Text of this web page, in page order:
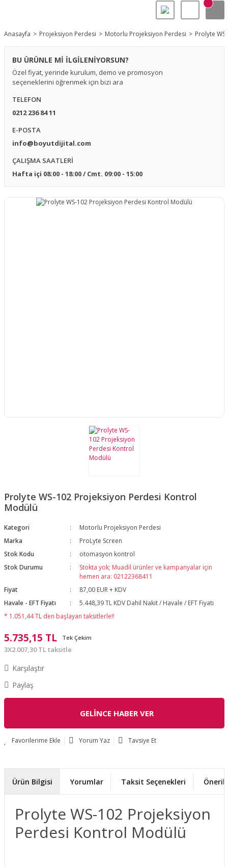
Anasayfa Projeksiyon Perdesi Motorlu Projeksiyon Perdesi Prolyte
BU ÜRÜNLE Mİ İLGİLENİYORSUN?
Özel fiyat, yerinde kurulum, demo ve promosyon
seçeneklerini öğrenmek için bizi ara
TELEFON
0212 236 84 11
E-POSTA
info@boyutdijital.com
ÇALIŞMA SAATLERİ
Hafta içi 08:00 - 18:00 / Cmt. 09:00 - 15:00
Prolyte WS-102 Projeksiyon Perdesi Kontrol
Modülü
Kategori
Motorlu Projeksiyon Perdesi
Marka
ProLyte Screen
Stok Kodu
otomasyon kontrol
Stok Durumu
Stokta yok; Muadil ürünler ve kampanyalar için
hemen ara: 02122368411
Fiyat
87,00 EUR + KDV
Havale - EFT Fiyatı
5.448,39 TL KDV Dahil Nakit / Havale / EFT Fiyatı
* 1.051,44 TL den başlayan taksitlerle!!
5.735,15 TL Tek Çekim
3X2.007,30 TL taksitle
Karşılaştır
Paylaş
GELİNCE HABER VER
Yorum Yaz Tavsiye Et
Ürün Bilgisi Yorumlar Taksit Seçenekleri
Prolyte WS-102 Projeksiyon
Perdesi Kontrol Modülü